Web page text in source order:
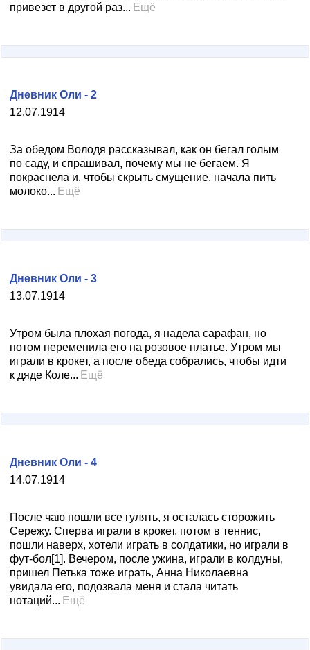
привезет в другой раз... Ещё
12.07.1914
Дневник Оли - 2
За обедом Володя рассказывал, как он бегал голым
по саду, и спрашивал, почему мы не бегаем. Я
покраснела и, чтобы скрыть смущение, начала пить
молоко... Ещё
13.07.1914
Дневник Оли - 3
Утром была плохая погода, я надела сарафан, но
потом переменила его на розовое платье. Утром мы
играли в крокет, а после обеда собрались, чтобы идти
к дяде Коле... Ещё
14.07.1914
Дневник Оли - 4
После чаю пошли все гулять, я осталась сторожить
Сережу. Сперва играли в крокет, потом в теннис,
пошли наверх, хотели играть в солдатики, но играли в
фут-бол[1]. Вечером, после ужина, играли в колдуны,
пришел Петька тоже играть, Анна Николаевна
увидала его, подозвала меня и стала читать
нотаций... Ещё